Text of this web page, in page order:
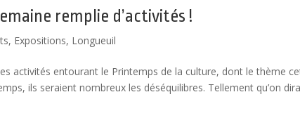
remplie d’activités !
, Expositions, Longueuil
activités entourant le Printemps de la culture, dont le thème
ils seraient nombreux les déséquilibres. Tellement qu’on